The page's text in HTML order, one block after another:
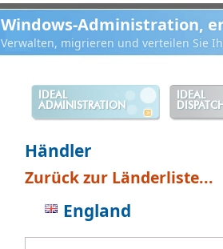
Windows-Administration,
Verwalten, migrieren und verteilen Sie
IDEAL
ADMINISTRATION
IDEAL
DISPATCH
Händler
Zurück zur Länderliste...
England